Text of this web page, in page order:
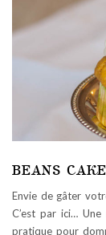
BEANS
Envie de gâter
C’est par ici…
pratique pour